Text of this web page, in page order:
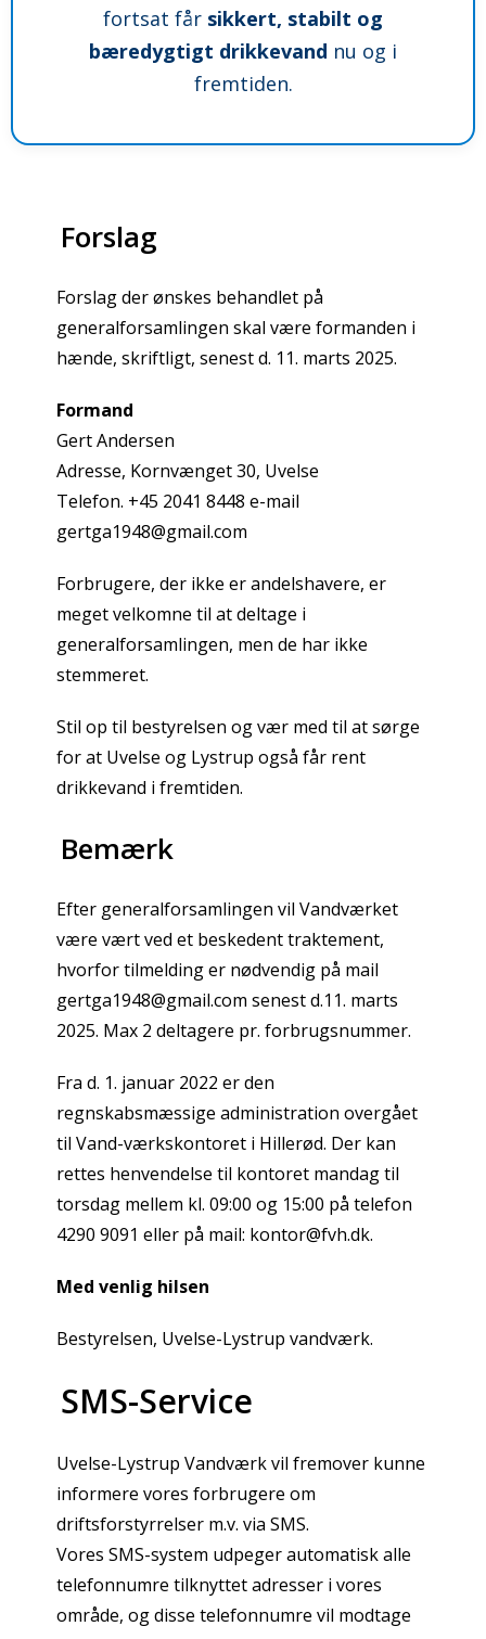
fortsat får sikkert, stabilt og
bæredygtigt drikkevand nu og i
fremtiden.
Forslag
Forslag der ønskes behandlet på
generalforsamlingen skal være formanden i
hænde, skriftligt, senest d. 11. marts 2025.
Formand
Gert Andersen
Adresse, Kornvænget 30, Uvelse
Telefon. +45 2041 8448 e-mail
gertga1948@gmail.com
Forbrugere, der ikke er andelshavere, er
meget velkomne til at deltage i
generalforsamlingen, men de har ikke
stemmeret.
Stil op til bestyrelsen og vær med til at sørge
for at Uvelse og Lystrup også får rent
drikkevand i fremtiden.
Bemærk
Efter generalforsamlingen vil Vandværket
være vært ved et beskedent traktement,
hvorfor tilmelding er nødvendig på mail
gertga1948@gmail.com senest d.11. marts
2025. Max 2 deltagere pr. forbrugsnummer.
Fra d. 1. januar 2022 er den
regnskabsmæssige administration overgået
til Vand-værkskontoret i Hillerød. Der kan
rettes henvendelse til kontoret mandag til
torsdag mellem kl. 09:00 og 15:00 på telefon
4290 9091 eller på mail: kontor@fvh.dk.
Med venlig hilsen
Bestyrelsen, Uvelse-Lystrup vandværk.
SMS-Service
Uvelse-Lystrup Vandværk vil fremover kunne
informere vores forbrugere om
driftsforstyrrelser m.v. via SMS.
Vores SMS-system udpeger automatisk alle
telefonnumre tilknyttet adresser i vores
område, og disse telefonnumre vil modtage